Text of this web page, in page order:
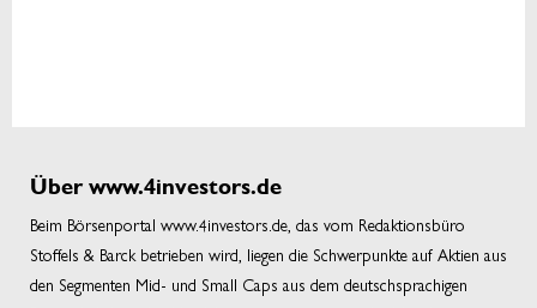
Über www.4investors.de
Beim Börsenportal www.4investors.de, das vom Redaktionsbüro
Stoffels & Barck betrieben wird, liegen die Schwerpunkte auf Aktien aus
den Segmenten Mid- und Small Caps aus dem deutschsprachigen